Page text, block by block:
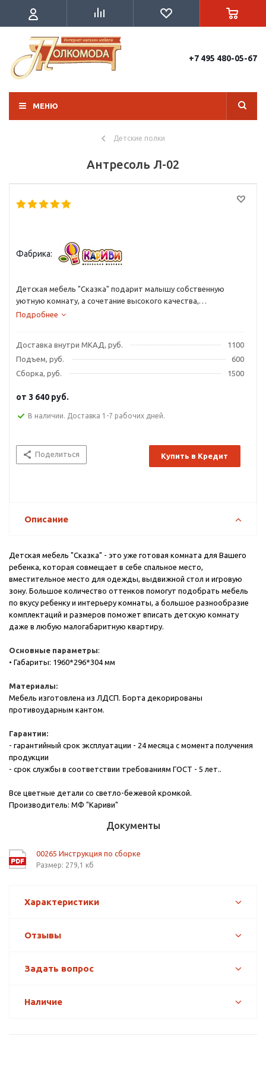
+7 495 480-05-67
МЕНЮ
Детские полки
Антресоль Л-02
Фабрика:
Детская мебель "Сказка" подарит малышу собственную
уютную комнату, а сочетание высокого качества,
безопасности, стильного интересного дизайна и
Большое количество оттенков помогут подобрать мебель
по вкусу ребенку и интерьеру комнаты, а большое
разнообразие комплектаций и размеров поможет вписать
Подробнее
Доставка внутри МКАД, руб.
1100
Подъем, руб.
600
Сборка, руб.
1500
от 3 640 руб.
В наличии. Доставка 1-7 рабочих дней.
Поделиться Купить в Кредит
Описание
Детская мебель "Сказка" - это уже готовая комната для Вашего
ребенка, которая совмещает в себе спальное место,
вместительное место для одежды, выдвижной стол и игровую
зону. Большое количество оттенков помогут подобрать мебель
по вкусу ребенку и интерьеру комнаты, а большое разнообразие
комплектаций и размеров поможет вписать детскую комнату
даже в любую малогабаритную квартиру.
Основные параметры:
• Габариты: 1960*296*304 мм
Материалы:
Мебель изготовлена из ЛДСП. Борта декорированы
противоударным кантом.
Гарантии:
- гарантийный срок эксплуатации - 24 месяца с момента получения
продукции
- срок службы в соответствии требованиям ГОСТ - 5 лет..
Все цветные детали со светло-бежевой кромкой.
Производитель: МФ "Кариви"
Документы
00265 Инструкция по сборке
Размер: 279,1 кб
Характеристики
Отзывы
Задать вопрос
Наличие